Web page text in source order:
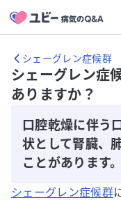
シェーグレン症候群
シェーグレン症
ありますか？
口腔乾燥に伴う
状として腎臓、
ことがあります。
シェーグレン症候群